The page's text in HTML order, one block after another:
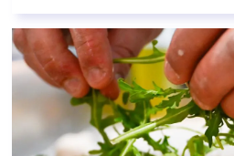
EN SAVOIR PLUS